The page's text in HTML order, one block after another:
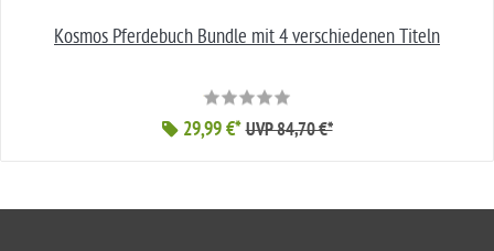
Kosmos Pferdebuch Bundle mit 4 verschiedenen Titeln
29,99 €* UVP 84,70 €*